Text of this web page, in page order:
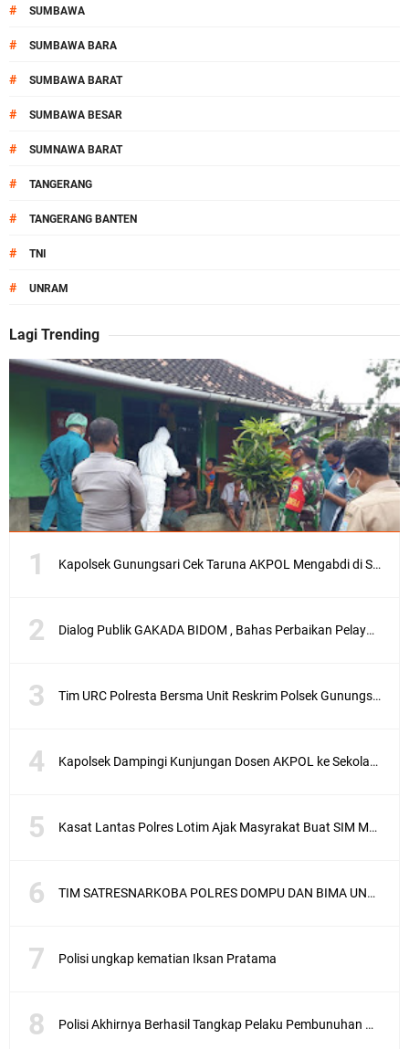
# SUMBAWA
# SUMBAWA BARA
# SUMBAWA BARAT
# SUMBAWA BESAR
# SUMNAWA BARAT
# TANGERANG
# TANGERANG BANTEN
# TNI
# UNRAM
Lagi Trending
Kapolsek Gunungsari Cek Taruna AKPOL Mengabdi di SRD 4
Dialog Publik GAKADA BIDOM , Bahas Perbaikan Pelayanan Medis di NTB
Tim URC Polresta Bersma Unit Reskrim Polsek Gunungsari Tangkap Pelaku Curanmor
Kapolsek Dampingi Kunjungan Dosen AKPOL ke Sekolah Rakyat Gunungsari
Kasat Lantas Polres Lotim Ajak Masyrakat Buat SIM Melalui SATPAS Bukan Calo
TIM SATRESNARKOBA POLRES DOMPU DAN BIMA UNGKAP KASUS NARKOBA VIA JASA PENGIRIMAN BARANG JNE
Polisi ungkap kematian Iksan Pratama
Polisi Akhirnya Berhasil Tangkap Pelaku Pembunuhan Mahasiswa Asal Sunbawa